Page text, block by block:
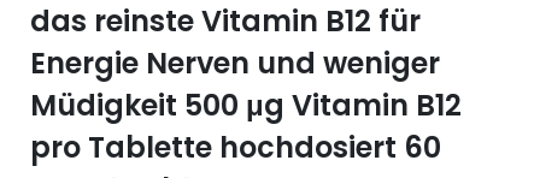
das reinste Vitamin B12 für
Energie Nerven und weniger
Müdigkeit 500 μg Vitamin B12
pro Tablette hochdosiert 60